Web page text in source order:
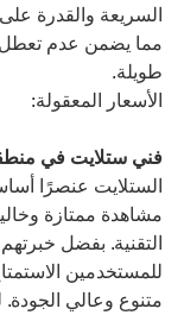
السريعة والقدرة
مما يضمن عدم تعطل
طويلة.
الأسعار المعقولة:
فني ستلايت في
الستلايت عنصرًا
مشاهدة ممتازة
التقنية. بفضل
للمستخدمين
متنوع وعالي الجودة.